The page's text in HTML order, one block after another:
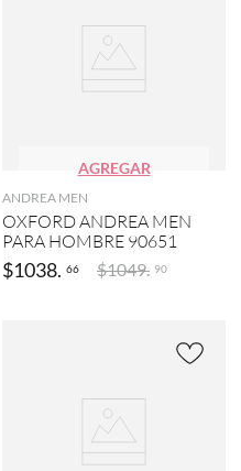
AGREGAR
ANDREA MEN
OXFORD ANDREA MEN
PARA HOMBRE 90651
$1038. 66 $1049. 90